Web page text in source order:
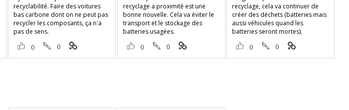
recyclabilité. Faire des voitures
bas carbone dont on ne peut pas
recycler les composants, ça n'a
pas de sens.
0
0
recyclage a proximité est une
bonne nouvelle. Cela va éviter le
transport et le stockage des
batteries usagées.
0
0
recyclage, cela va continuer de
créer des déchets (batteries mais
aussi véhicules quand les
batteries seront mortes).
0
0